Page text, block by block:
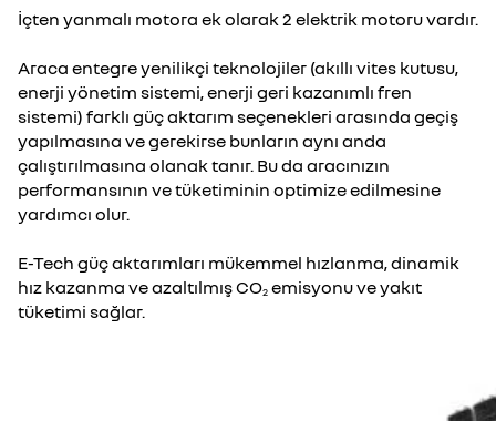
İçten yanmalı motora ek olarak 2 elektrik motoru vardır.
Araca entegre yenilikçi teknolojiler (akıllı vites kutusu,
enerji yönetim sistemi, enerji geri kazanımlı fren
sistemi) farklı güç aktarım seçenekleri arasında geçiş
yapılmasına ve gerekirse bunların aynı anda
çalıştırılmasına olanak tanır. Bu da aracınızın
performansının ve tüketiminin optimize edilmesine
yardımcı olur.
E-Tech güç aktarımları mükemmel hızlanma, dinamik
hız kazanma ve azaltılmış CO2 emisyonu ve yakıt
tüketimi sağlar.